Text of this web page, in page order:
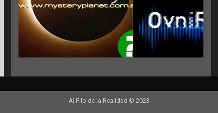
Al Filo de la Realidad © 2023